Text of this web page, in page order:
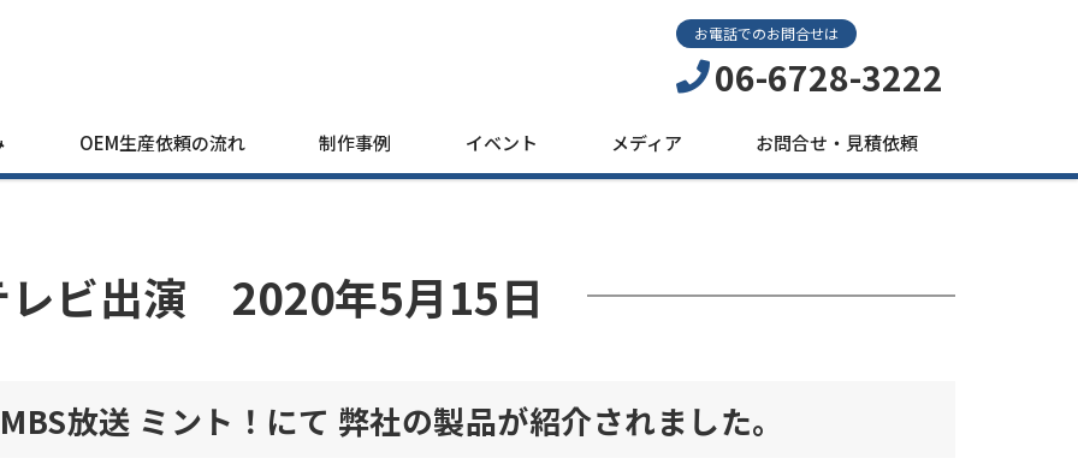
お電話でのお問合せは
06-6728-3222
OEM生産依頼の流れ 制作事例 イベント メディア お問合せ・見積依頼
レビ出演 2020年5月15日
MBS放送 ミント！にて 弊社の製品が紹介されました。